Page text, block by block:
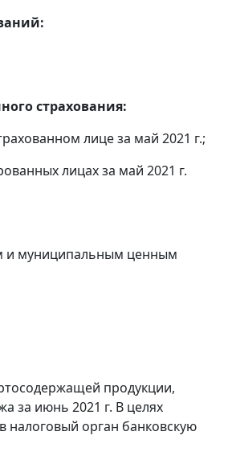
страхования:
лице за май 2021 г.;
лицах за май 2021 г.
и муниципальным ценным
продукции,
за июнь 2021 г. В целях
в налоговый орган банковскую